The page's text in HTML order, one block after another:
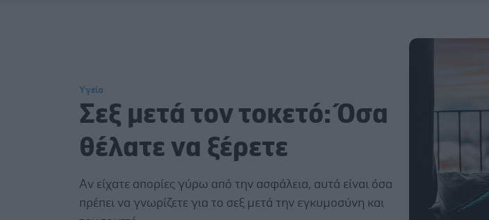
Υγεία
Σεξ μετά τον τοκετό: Όσα
θέλατε να ξέρετε
Αν είχατε απορίες γύρω από την ασφάλεια, αυτά είναι όσα
πρέπει να γνωρίζετε για το σεξ μετά την εγκυμοσύνη και